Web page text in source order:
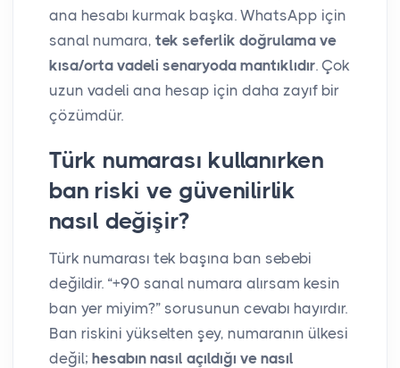
ana hesabı kurmak başka. WhatsApp için
sanal numara, tek seferlik doğrulama ve
kısa/orta vadeli senaryoda mantıklıdır. Çok
uzun vadeli ana hesap için daha zayıf bir
çözümdür.
Türk numarası kullanırken
ban riski ve güvenilirlik
nasıl değişir?
Türk numarası tek başına ban sebebi
değildir. “+90 sanal numara alırsam kesin
ban yer miyim?” sorusunun cevabı hayırdır.
Ban riskini yükselten şey, numaranın ülkesi
değil; hesabın nasıl açıldığı ve nasıl